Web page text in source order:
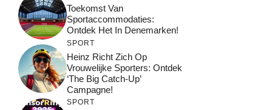
Toekomst Van
Sportaccommodaties:
Ontdek Het In Denemarken!
SPORT
Heinz Richt Zich Op
Vrouwelijke Sporters: Ontdek
‘The Big Catch-Up’
Campagne!
SPORT